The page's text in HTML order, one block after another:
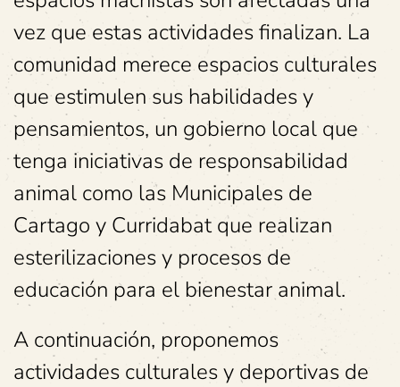
vez que estas actividades finalizan. La
comunidad merece espacios culturales
que estimulen sus habilidades y
pensamientos, un gobierno local que
tenga iniciativas de responsabilidad
animal como las Municipales de
Cartago y Curridabat que realizan
esterilizaciones y procesos de
educación para el bienestar animal.
A continuación, proponemos
actividades culturales y deportivas de